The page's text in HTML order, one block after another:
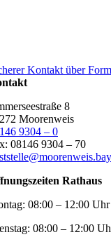
Kontakt über
8
Moorenweis
9304 – 0
08146 9304 – 70
Rathaus
08:00 – 12:00 Uhr
08:00 – 12:00